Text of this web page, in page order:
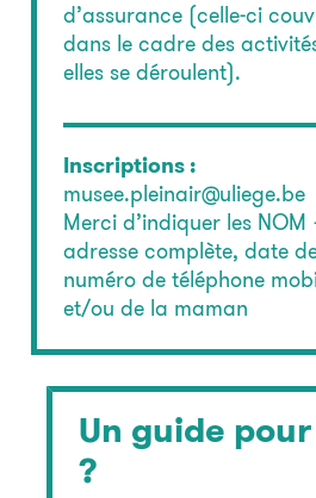
Un guide
?
d’assurance (celle-ci
dans le cadre des
elles se déroulent).
Inscriptions :
musee.pleinair@uliege.be
Merci d’indiquer les NOM
adresse complète, date
numéro de téléphone
et/ou de la maman